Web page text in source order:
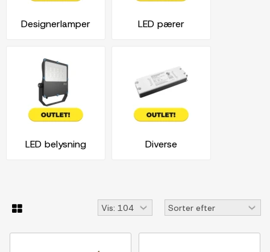
Designerlamper LED pærer
LED belysning Diverse